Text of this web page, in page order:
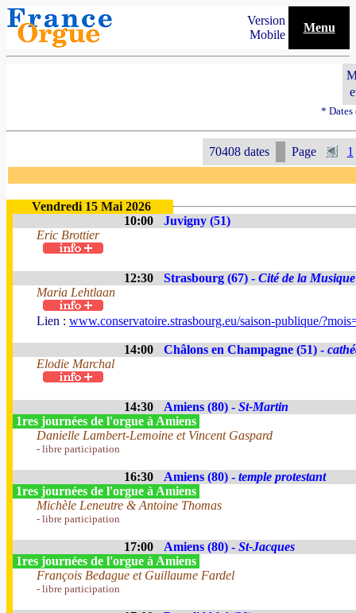
Version
Mobile
Menu
* Dates
70408 dates Page 1
Vendredi 15 Mai 2026
10:00
Juvigny (51)
Eric Brottier
12:30 Strasbourg (67) - Cité de la
Maria Lehtlaan
Lien : www.conservatoire.strasbourg.eu/saison-publique/
14:00 Châlons en Champagne (51) -
Elodie Marchal
14:30 Amiens (80) - St-Martin
1res journées de l'orgue à Amiens
Danielle Lambert-Lemoine et Vincent Gaspard
- libre participation
16:30 Amiens (80) - temple protestant
1res journées de l'orgue à Amiens
Michèle Leneutre & Antoine Thomas
- libre participation
17:00 Amiens (80) - St-Jacques
1res journées de l'orgue à Amiens
François Bedague et Guillaume Fardel
- libre participation